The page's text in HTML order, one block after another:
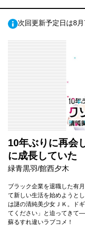
次回更新予定日は8
10年ぶりに再会
に成長していた
緑青黒羽/館西夕木
ブラック企業を退職した有
て新しい生活を始めようと
は謎の清純美少女ＪＫ。ド
てください」と迫ってきて
蘇るすれ違いラブコメ！